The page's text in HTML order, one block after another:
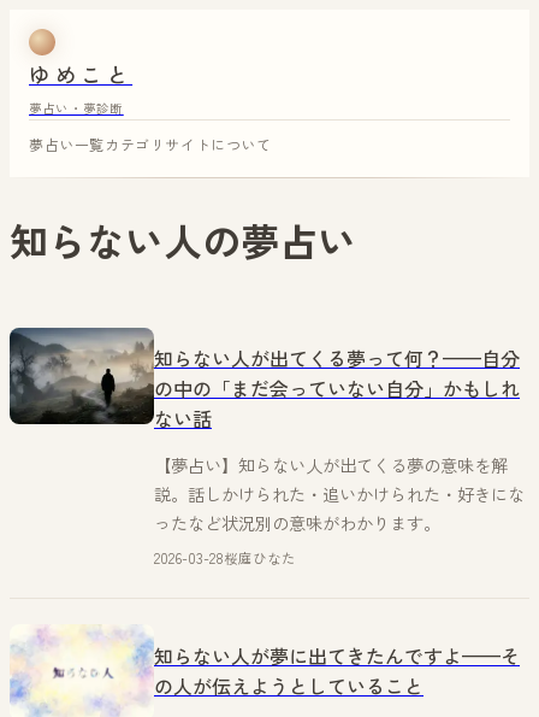
ゆめこと
夢占い・夢診断
夢占い一覧カテゴリ サイトについて
知らない人の夢占い
知らない人が出てくる夢って何？——自分
の中の「まだ会っていない自分」かもしれ
ない話
【夢占い】知らない人が出てくる夢の意味を解
説。話しかけられた・追いかけられた・好きにな
ったなど状況別の意味がわかります。
2026-03-28桜庭ひなた
知らない人が夢に出てきたんですよ——そ
の人が伝えようとしていること